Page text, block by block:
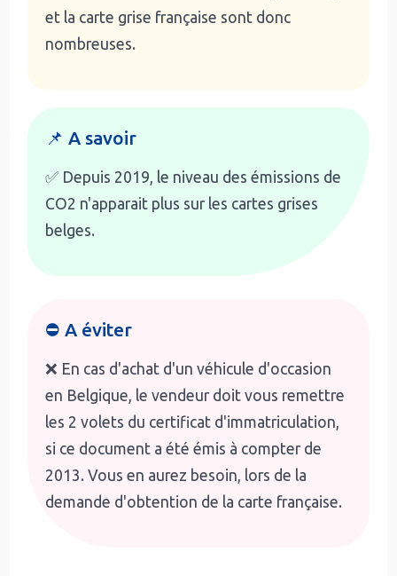
et la carte grise française sont donc
nombreuses.
📌 A savoir
✅ Depuis 2019, le niveau des émissions de
CO2 n'apparait plus sur les cartes grises
belges.
⛔ A éviter
❌ En cas d'achat d'un véhicule d'occasion
en Belgique, le vendeur doit vous remettre
les 2 volets du certificat d'immatriculation,
si ce document a été émis à compter de
2013. Vous en aurez besoin, lors de la
demande d'obtention de la carte française.